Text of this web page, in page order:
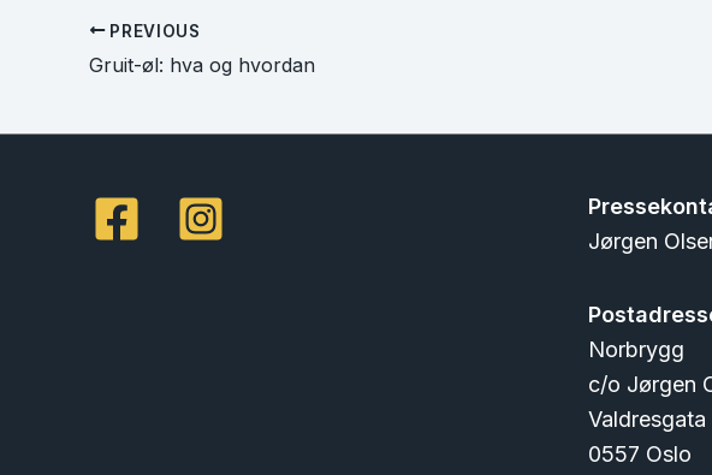
PREVIOUS
Gruit-øl: hva og hvordan
Jørgen
Norbrygg
c/o Jørgen
Valdresgata
0557 Oslo